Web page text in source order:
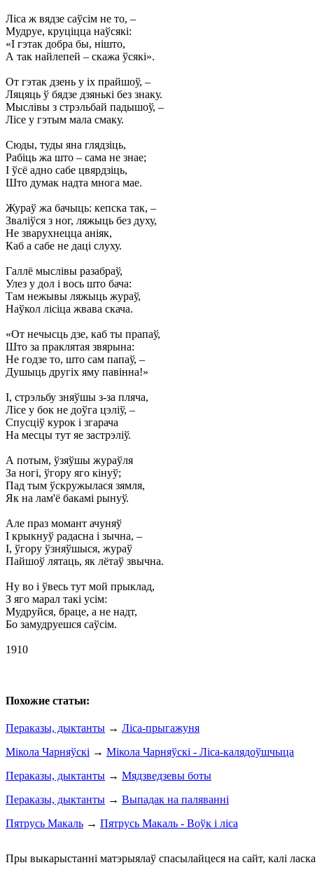
Ліca ж вядзе саўсім не то, –
Мудруе, круціцца наўсякі:
«I гэтак добра бы, нішто,
А так найлепей – скажа ўсякі».
От гэтак дзень у іх прайшоў, –
Ляцяць ў бядзе дзянькі без знаку.
Мыслівы з стрэльбай падышоў, –
Лісе у гэтым мала смаку.
Сюды, туды яна глядзіць,
Рабіць жа што – сама не знае;
I ўсё адно сабе цвярдзіць,
Што думак надта многа мае.
Жураў жа бачыць: кепска так, –
Зваліўся з ног, ляжыць без духу,
Не зварухнецца аніяк,
Каб а сабе не даці слуху.
Галлё мыслівы разабраў,
Улез у дол і вось што бача:
Там нежывы ляжыць жураў,
Наўкол лісіца жвава скача.
«От нечысць дзе, каб ты прапаў,
Што за праклятая звярына:
Не годзе то, што сам папаў, –
Душыць другіх яму павінна!»
I, стрэльбу зняўшы з-за пляча,
Лісе у бок не доўга цэліў, –
Спусціў курок і згарача
На месцы тут яе застрэліў.
А потым, ўзяўшы жураўля
За ногі, ўгору яго кінуў;
Пад тым ўскружылася зямля,
Як на лам'ё бакамі рынуў.
Але праз момант ачуняў
I крыкнуў радасна і зычна, –
I, ўгору ўзняўшыся, жураў
Пайшоў лятаць, як лётаў звычна.
Ну во і ўвесь тут мой прыклад,
З яго марал такі усім:
Мудруйся, браце, а не надт,
Бо замудруешся саўсім.
1910
Похожие статьи:
Пераказы, дыктанты → Ліса-прыгажуня
Мікола Чарняўскі → Мікола Чарняўскі - Ліса-калядоўшчыца
Пераказы, дыктанты → Мядзведзевы боты
Пераказы, дыктанты → Выпадак на паляванні
Пятрусь Макаль → Пятрусь Макаль - Воўк і ліса
Пры выкарыстанні матэрыялаў спасылайцеся на сайт, калі ласка